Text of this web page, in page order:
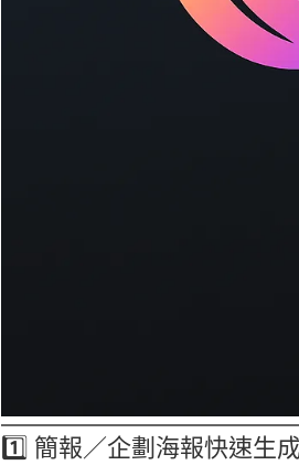
1️⃣ 簡報／企劃海報快速生成